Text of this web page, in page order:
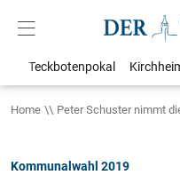
Teckbotenpokal
Home Peter Schuster nimmt
Kommunalwahl 2019